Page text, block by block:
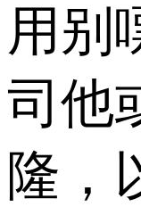
用别
司他
隆，